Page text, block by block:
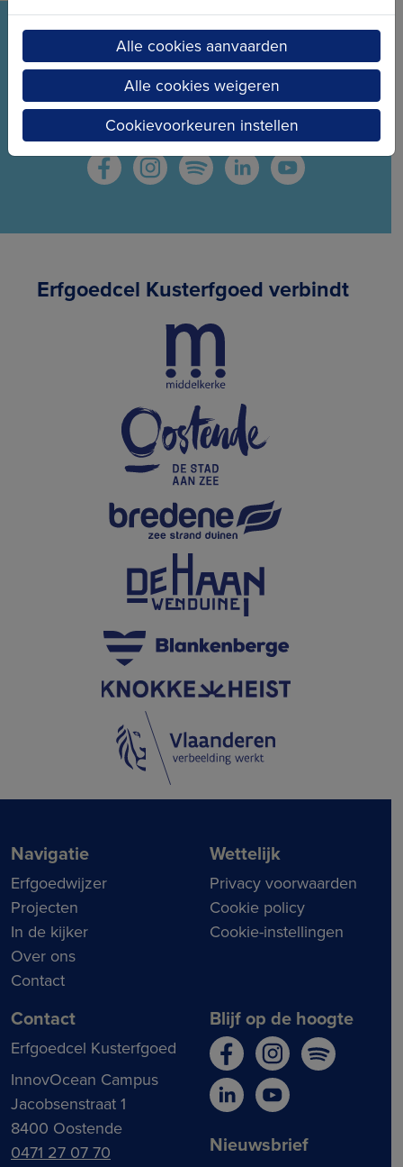
VOLG ONS VIA ONZE SOCIALS
Wees meteen op de hoogte van het laatste nieuws
en de nieuwe projecten.
Erfgoedcel Kusterfgoed verbindt
Navigatie
Erfgoedwijzer
Projecten
In de kijker
Over ons
Contact
Wettelijk
Privacy voorwaarden
Cookie policy
Cookie-instellingen
Contact
Erfgoedcel Kusterfgoed
InnovOcean Campus
Jacobsenstraat 1
8400 Oostende
0471 27 07 70
Blijf op de hoogte
Nieuwsbrief
Alle cookies aanvaarden
Alle cookies weigeren
Cookievoorkeuren instellen